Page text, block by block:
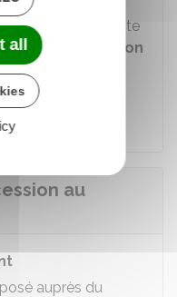
du respect de cette
l'acte de cession
de la dernière
générée par
au
auprès du